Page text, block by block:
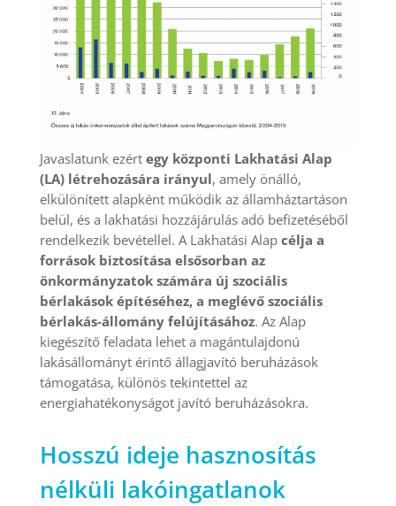
Javaslatunk ezértegy központi Lakhatási Alap
(LA) létrehozására irányul, amely önálló,
elkülönített alapként működik az államháztartáson
belül, és a lakhatási hozzájárulás adó befizetéséből
rendelkezik bevétellel. A Lakhatási Alap célja a
források biztosítása elsősorban az
önkormányzatok számára új szociális
bérlakások építéséhez, a meglévő szociális
bérlakás-állomány felújításához. Az Alap
kiegészítő feladata lehet a magántulajdonú
lakásállományt érintő állagjavító beruházások
támogatása, különös tekintettel az
energiahatékonyságot javító beruházásokra.
Hosszú ideje hasznosítás
nélküli lakóingatlanok